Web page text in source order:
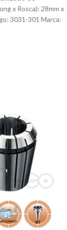
x Rosca): 28mm x
3031-301 Marca: